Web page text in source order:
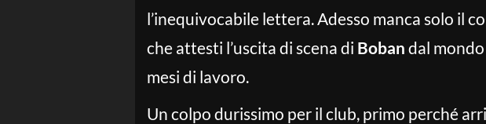
l’inequivocabile lettera. Adesso manca solo il
che attesti l’uscita di scena di Boban dal mondo
mesi di lavoro.
Un colpo durissimo per il club, primo perché